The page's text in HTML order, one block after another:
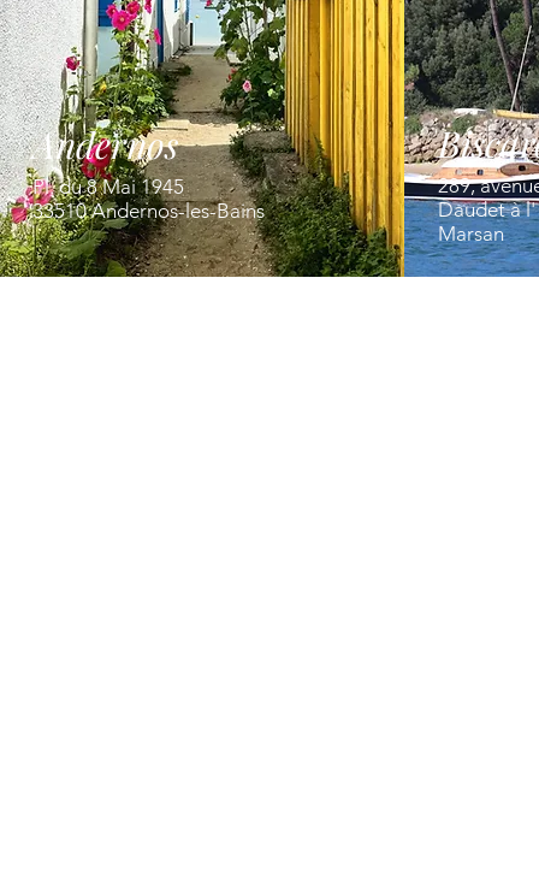
Andernos
Pl. du 8 Mai 1945
33510 Andernos-les-Bains
289,
Daudet à l'
Marsan